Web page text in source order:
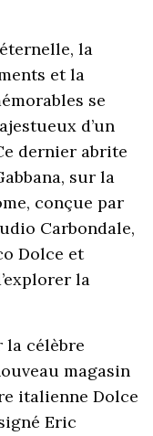
la
et la
se
d’un
dernier abrite
sur la
conçue par
Carbondale,
Dolce et
la
la célèbre
magasin
italienne Dolce
Eric